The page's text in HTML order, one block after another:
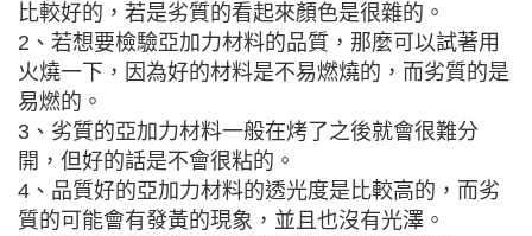
比較好的，若是劣質的看起來顏色是很雜的。
2、若想要檢驗亞加力材料的品質，那麼可以試著用
火燒一下，因為好的材料是不易燃燒的，而劣質的是
易燃的。
3、劣質的亞加力材料一般在烤了之後就會很難分
開，但好的話是不會很粘的。
4、品質好的亞加力材料的透光度是比較高的，而劣
質的可能會有發黃的現象，並且也沒有光澤。